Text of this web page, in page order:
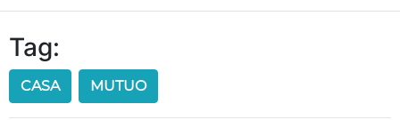
Tag:
CASA MUTUO